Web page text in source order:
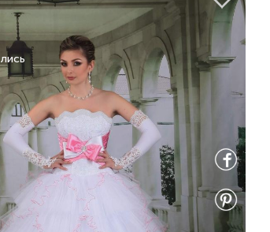
интересовались